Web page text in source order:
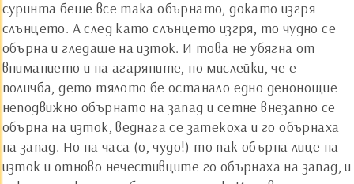
суринта беше все така обърнато, докато изгря
слънцето. А след като слънцето изгря, то чудно се
обърна и гледаше на изток. И това не убягна от
вниманието и на агаряните, но мислейки, че е
поличба, дето тялото бе останало едно денонощие
неподвижно обърнато на запад и сетне внезапно се
обърна на изток, веднага се затекоха и го обърнаха
на запад. Но на часа (о, чудо!) то пак обърна лице на
изток и отново нечестивците го обърнаха на запад, и